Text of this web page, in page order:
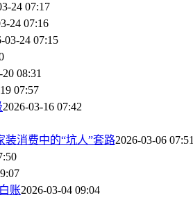
24 07:17
24 07:16
03-24 07:15
08:31
07:57
2026-03-16 07:42
装消费中的“坑人”套路2026-03-06 07:51
账2026-03-04 09:04